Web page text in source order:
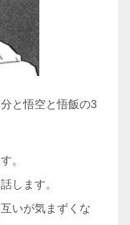
と悟空と悟飯の3
。
します。
いが気まずくな